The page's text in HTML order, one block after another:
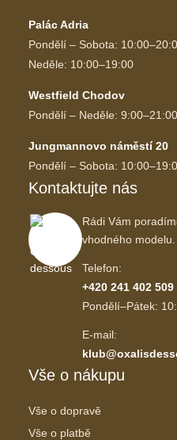
Palác Adria
Pondělí – Sobota:
Neděle: 10:00–19:00
Westfield Chodov
Pondělí – Neděle: 9:00–21:00
Jungmannovo náměstí 20
Pondělí – Sobota:
Kontaktujte nás
Rádi Vám
vhodného modelu.
Telefon:
+420 241 402 509
Pondělí–Pátek:
E-mail:
Vše o nákupu
Vše o dopravě
Vše o platbě